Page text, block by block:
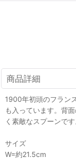
商品詳細
1900年初頭のフラン
も入っています。背
く素敵なスプーンです
サイズ
W=約21.5cm